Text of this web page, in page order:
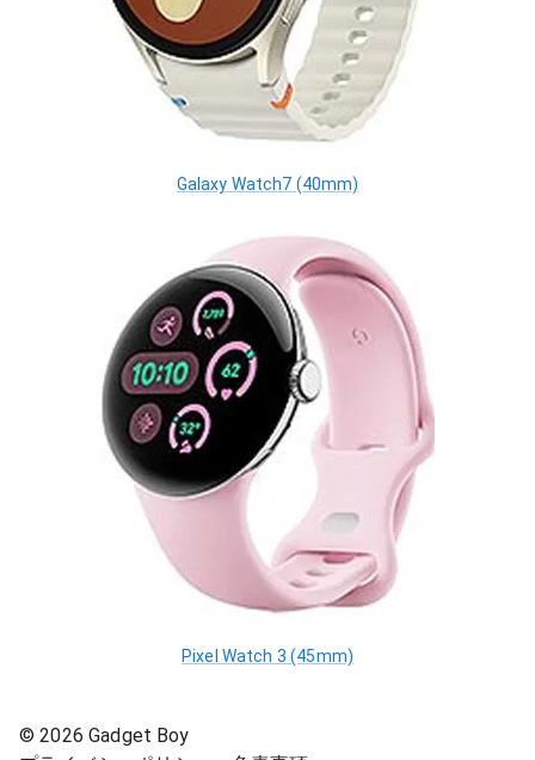
Galaxy Watch7 (40mm)
Pixel Watch 3 (45mm)
©2026 Gadget Boy